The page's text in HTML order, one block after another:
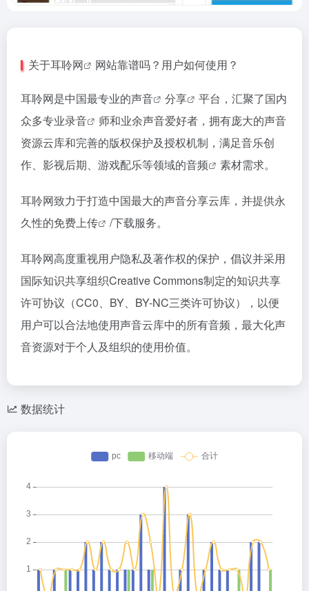
关于耳聆网 网站靠谱吗？用户如何使用？
耳聆网是中国最专业的声音 分享
平台，汇聚了国内
众多专业录音
师和业余声音爱好者，拥有庞大的声音
资源云库和完善的版权保护及授权机制，满足音乐创
作、影视后期、游戏配乐等领域的音频 素材需求。
耳聆网致力于打造中国最大的声音分享云库，并提供永
久性的免费上传 /下载服务。
耳聆网高度重视用户隐私及著作权的保护，倡议并采用
国际知识共享组织Creative Commons制定的知识共享
许可协议（CC0、BY、BY-NC三类许可协议），以便
用户可以合法地使用声音云库中的所有音频，最大化声
音资源对于个人及组织的使用价值。
数据统计